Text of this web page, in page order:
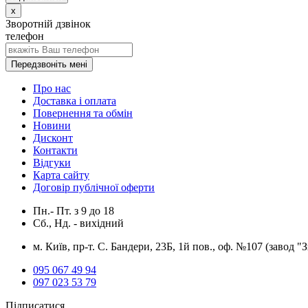
x
Зворотній дзвінок
телефон
Передзвоніть мені
Про нас
Доставка і оплата
Повернення та обмін
Новини
Дисконт
Контакти
Відгуки
Карта сайту
Договір публічної оферти
Пн.- Пт. з 9 до 18
Сб., Нд. - вихідний
м. Київ, пр-т. С. Бандери, 23Б, 1й пов., оф. №107 (завод
095 067 49 94
097 023 53 79
Підписатися